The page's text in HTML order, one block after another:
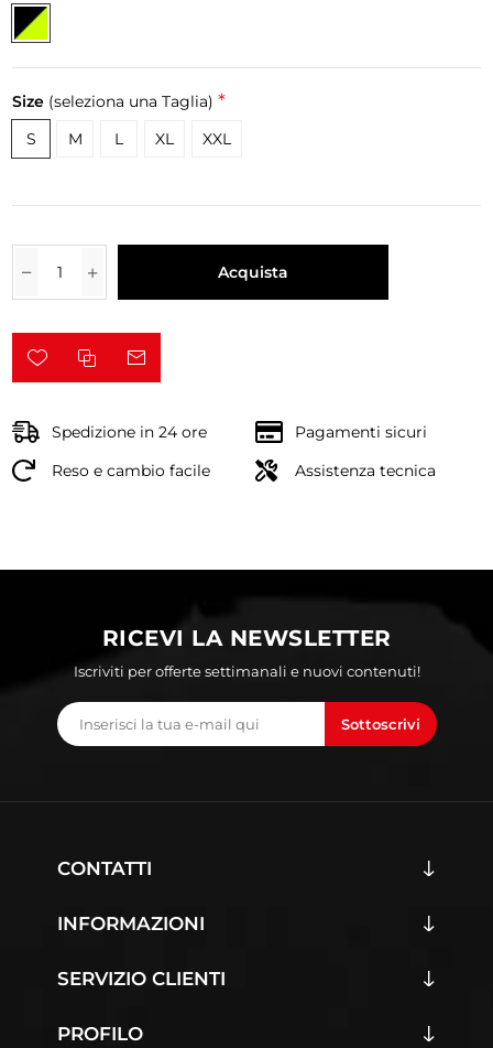
Size (seleziona una Taglia) *
S M L XL XXL
Acquista
Spedizione in 24 ore
Pagamenti sicuri
Reso e cambio facile
Assistenza tecnica
RICEVI LA NEWSLETTER
Iscriviti per offerte settimanali e nuovi contenuti!
Sottoscrivi
CONTATTI
INFORMAZIONI
SERVIZIO CLIENTI
PROFILO